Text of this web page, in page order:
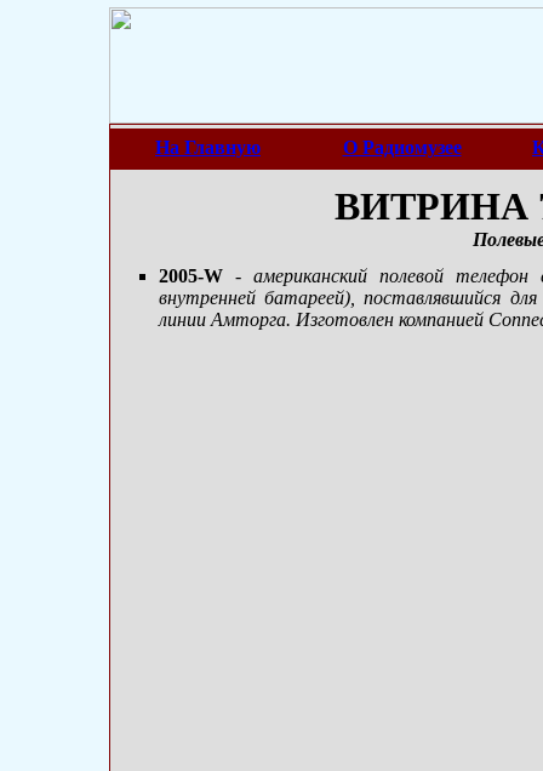
На Главную О Радиомузее
ВИТРИНА
2005-W - американский полевой
внутренней батареей), поставлявшийся
линии Амторга. Изготовлен компанией